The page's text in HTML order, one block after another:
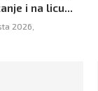
i na licu...
2026,